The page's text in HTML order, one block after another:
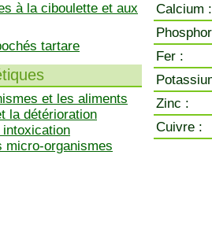
à la ciboulette et aux
tartare
et les aliments
la détérioration
micro-organismes
Calcium :
Fer :
Zinc :
Cuivre :